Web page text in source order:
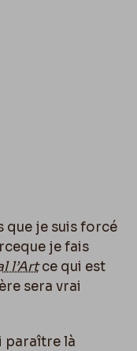
que je suis forcé
je fais
l’Artce qui est
sera vrai
paraître là